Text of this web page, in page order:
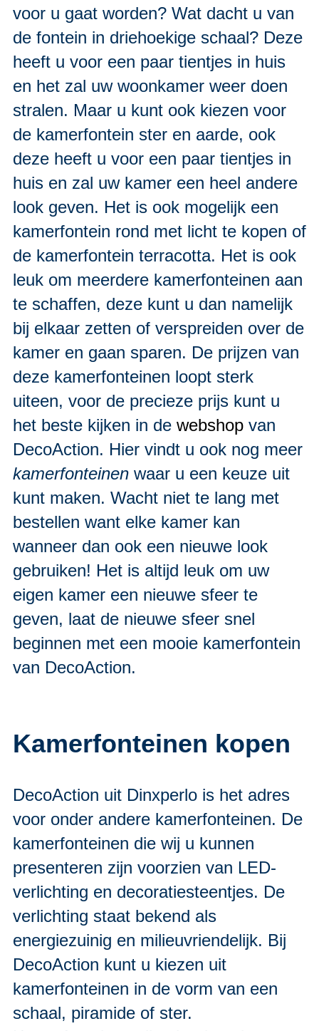
voor u gaat worden? Wat dacht u van
de fontein in driehoekige schaal? Deze
heeft u voor een paar tientjes in huis
en het zal uw woonkamer weer doen
stralen. Maar u kunt ook kiezen voor
de kamerfontein ster en aarde, ook
deze heeft u voor een paar tientjes in
huis en zal uw kamer een heel andere
look geven. Het is ook mogelijk een
kamerfontein rond met licht te kopen of
de kamerfontein terracotta. Het is ook
leuk om meerdere kamerfonteinen aan
te schaffen, deze kunt u dan namelijk
bij elkaar zetten of verspreiden over de
kamer en gaan sparen. De prijzen van
deze kamerfonteinen loopt sterk
uiteen, voor de precieze prijs kunt u
het beste kijken in de webshop van
DecoAction. Hier vindt u ook nog meer
kamerfonteinen waar u een keuze uit
kunt maken. Wacht niet te lang met
bestellen want elke kamer kan
wanneer dan ook een nieuwe look
gebruiken! Het is altijd leuk om uw
eigen kamer een nieuwe sfeer te
geven, laat de nieuwe sfeer snel
beginnen met een mooie kamerfontein
van DecoAction.
Kamerfonteinen kopen
DecoAction uit Dinxperlo is het adres
voor onder andere kamerfonteinen. De
kamerfonteinen die wij u kunnen
presenteren zijn voorzien van LED-
verlichting en decoratiesteentjes. De
verlichting staat bekend als
energiezuinig en milieuvriendelijk. Bij
DecoAction kunt u kiezen uit
kamerfonteinen in de vorm van een
schaal, piramide of ster.